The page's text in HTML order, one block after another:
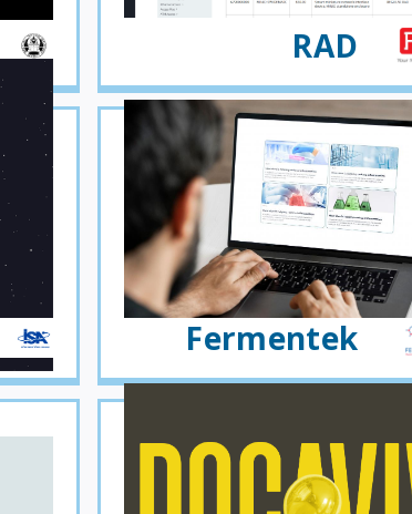
RAD
Fermentek